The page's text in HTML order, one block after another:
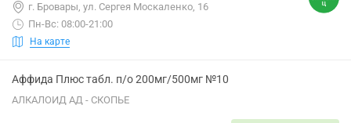
г. Бровары, ул. Сергея Москаленко, 16
Пн-Вс: 08:00-21:00
На карте
Аффида Плюс табл. п/о 200мг/500мг №10
АЛКАЛОИД АД - СКОПЬЕ